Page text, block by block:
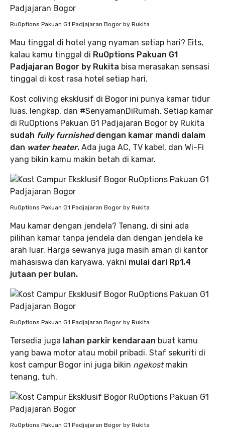
RuOptions Pakuan G1 Padjajaran Bogor by Rukita
Mau tinggal di hotel yang nyaman setiap hari? Eits,
kalau kamu tinggal di RuOptions Pakuan G1
Padjajaran Bogor by Rukita bisa merasakan sensasi
tinggal di kost rasa hotel setiap hari.
Kost coliving eksklusif di Bogor ini punya kamar tidur
luas, lengkap, dan #SenyamanDiRumah. Setiap kamar
di RuOptions Pakuan G1 Padjajaran Bogor by Rukita
sudah fully furnisheddengan kamar mandi dalam
dan water heater. Ada juga AC, TV kabel, dan Wi-Fi
yang bikin kamu makin betah di kamar.
RuOptions Pakuan G1 Padjajaran Bogor by Rukita
Mau kamar dengan jendela? Tenang, di sini ada
pilihan kamar tanpa jendela dan dengan jendela ke
arah luar. Harga sewanya juga masih aman di kantor
mahasiswa dan karyawa, yakni mulai dari Rp1,4
jutaan per bulan.
RuOptions Pakuan G1 Padjajaran Bogor by Rukita
Tersedia juga lahan parkir kendaraan buat kamu
yang bawa motor atau mobil pribadi. Staf sekuriti di
kost campur Bogor ini juga bikin ngekostmakin
tenang, tuh.
RuOptions Pakuan G1 Padjajaran Bogor by Rukita